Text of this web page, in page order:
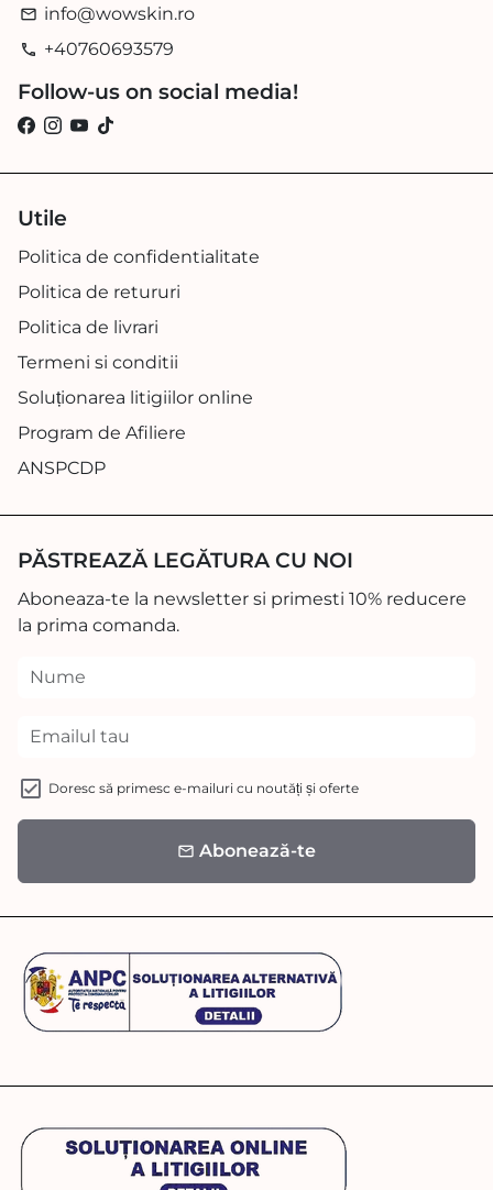
email info@wowskin.ro
phone +40760693579
Follow-us on social media!
Utile
Politica de confidentialitate
Politica de retururi
Politica de livrari
Termeni si conditii
Soluționarea litigiilor online
Program de Afiliere
ANSPCDP
PĂSTREAZĂ LEGĂTURA CU NOI
Aboneaza-te la newsletter si primesti 10% reducere
la prima comanda.
Doresc să primesc e-mailuri cu noutăți și oferte
email Abonează-te